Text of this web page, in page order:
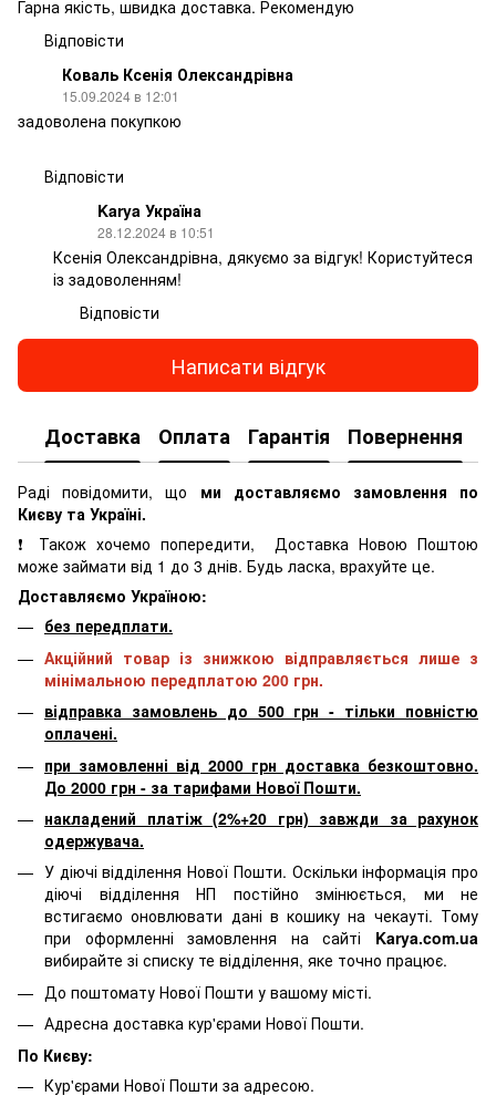
Гарна якість, швидка доставка. Рекомендую
Відповісти
Коваль Ксенія Олександрівна
15.09.2024 в 12:01
задоволена покупкою
Відповісти
Karya Україна
28.12.2024 в 10:51
Ксенія Олександрівна, дякуємо за відгук! Користуйтеся
із задоволенням!
Відповісти
Написати відгук
Доставка Оплата Гарантія Повернення
Раді повідомити, що ми доставляємо замовлення по
Києву та Україні.
❗ Також хочемо попередити, Доставка Новою Поштою
може займати від 1 до 3 днів. Будь ласка, врахуйте це.
Доставляємо Україною:
без передплати.
Акційний товар із знижкою відправляється лише з
мінімальною передплатою 200 грн.
відправка замовлень до 500 грн - тільки повністю
оплачені.
при замовленні від 2000 грн доставка безкоштовно.
До 2000 грн - за тарифами Нової Пошти.
накладений платіж (2%+20 грн) завжди за рахунок
одержувача.
У діючі відділення Нової Пошти. Оскільки інформація про
діючі відділення НП постійно змінюється, ми не
встигаємо оновлювати дані в кошику на чекауті. Тому
при оформленні замовлення на сайті Karya.com.ua
вибирайте зі списку те відділення, яке точно працює.
До поштомату Нової Пошти у вашому місті.
Адресна доставка кур'єрами Нової Пошти.
По Києву:
Кур'єрами Нової Пошти за адресою.